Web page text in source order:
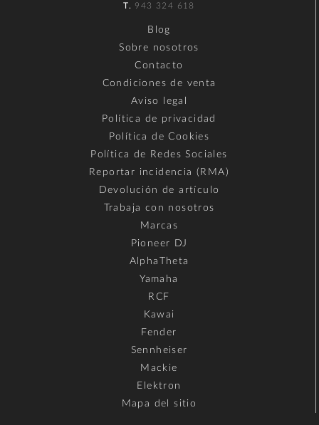
T. 943 324 618
Blog
Sobre nosotros
Contacto
Condiciones de venta
Aviso legal
Política de privacidad
Política de Cookies
Política de Redes Sociales
Reportar incidencia (RMA)
Devolución de artículo
Trabaja con nosotros
Marcas
Pioneer DJ
AlphaTheta
Yamaha
RCF
Kawai
Fender
Sennheiser
Mackie
Elektron
Mapa del sitio